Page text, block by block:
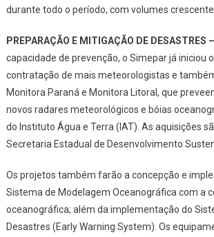
durante todo o período, com volumes
PREPARAÇÃO E MITIGAÇÃO DE DESASTRES –
capacidade de prevenção, o Simepar já iniciou
contratação de mais meteorologistas e
Monitora Paraná e Monitora Litoral, que
novos radares meteorológicos e bóias
do Instituto Água e Terra (IAT). As aquisições
Secretaria Estadual de Desenvolvimento
Os projetos também farão a concepção e
Sistema de Modelagem Oceanográfica com a
oceanográfica; além da implementação do
Desastres (Early Warning System). Os